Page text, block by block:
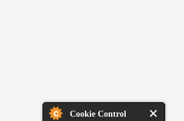
Cookie Control